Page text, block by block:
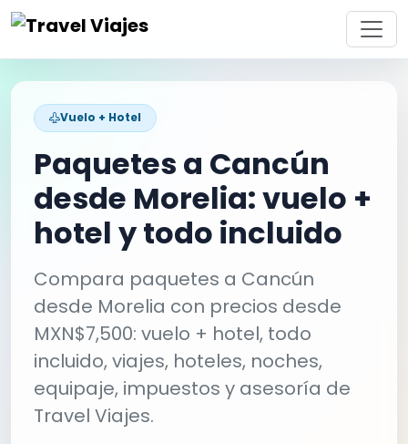
Vuelo + Hotel
Paquetes a Cancún
desde Morelia: vuelo +
hotel y todo incluido
Compara paquetes a Cancún
desde Morelia con precios desde
MXN$7,500: vuelo + hotel, todo
incluido, viajes, hoteles, noches,
equipaje, impuestos y asesoría de
Travel Viajes.